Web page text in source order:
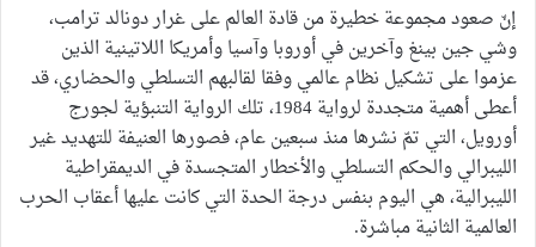
إنّ صعود مجموعة خطيرة من قادة العالم على غرار دونالد ترامب،
وشي جين بينغ وآخرين في أوروبا وآسيا وأمريكا اللاتينية الذين
عزموا على تشكيل نظام عالمي وفقا لقالبهم التسلطي والحضاري، قد
أعطى أهمية متجددة لرواية 1984، تلك الرواية التنبؤية لجورج
أورويل، التي تمّ نشرها منذ سبعين عام، فصورها العنيفة للتهديد غير
الليبرالي والحكم التسلطي والأخطار المتجسدة في الديمقراطية
الليبرالية، هي اليوم بنفس درجة الحدة التي كانت عليها أعقاب الحرب
العالمية الثانية مباشرة.